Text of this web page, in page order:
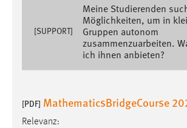
[SUPPORT]
Meine Studierenden
Möglichkeiten, um in
Gruppen autonom
zusammenzuarbeiten.
ich ihnen anbieten?
[PDF] MathematicsBridgeCourse
Relevanz: